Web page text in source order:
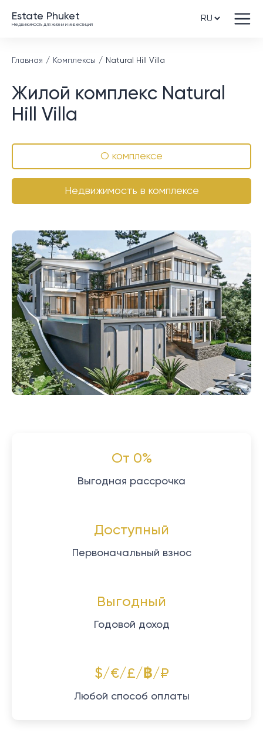
Estate Phuket
Недвижимость для жизни и инвестиций
Главная Комплексы Natural Hill Villa
Жилой комплекс Natural
Hill Villa
О комплексе
Недвижимость в комплексе
От 0%
Выгодная рассрочка
Доступный
Первоначальный взнос
Выгодный
Годовой доход
$/€/£/฿/₽
Любой способ оплаты